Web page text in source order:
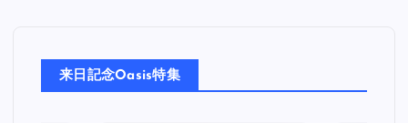
来日記念Oasis特集